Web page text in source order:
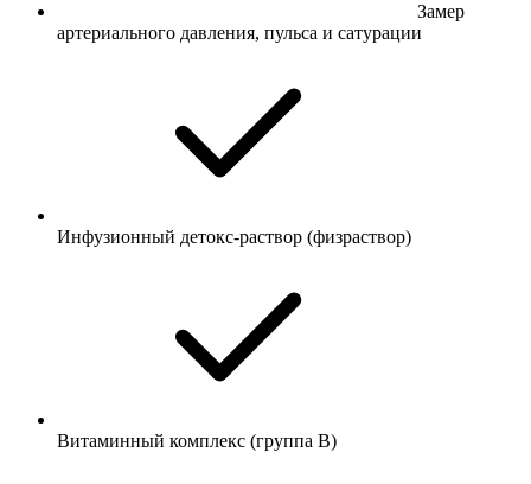
Замер
артериального давления, пульса и сатурации
Инфузионный детокс-раствор (физраствор)
Витаминный комплекс (группа B)